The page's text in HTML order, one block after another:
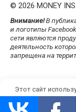
© 2026 MONEY
Внимание!В
и логотипы
сети являются
деятельность
запрещена на
Этот сайт
использовать